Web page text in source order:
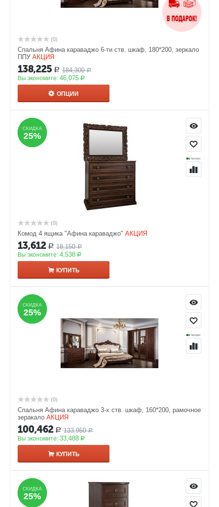
(0)
Спальня Афина караваджо 6-ти ств. шкаф, 180*200, зеркало
ППУ АКЦИЯ
138,225 Р 184,300 Р
Вы экономите: 46,075 Р
ОПЦИИ
СКИДКА
25%
СКИДКА
25%
(0)
Комод 4 ящика "Афина караваджо" АКЦИЯ
13,612 Р 18,150 Р
Вы экономите: 4,538 Р
КУПИТЬ
СКИДКА
25%
СКИДКА
25%
(0)
Спальня Афина караваджо 3-х ств. шкаф, 160*200, рамочное
зеракало АКЦИЯ
100,462 Р 133,950 Р
Вы экономите: 33,488 Р
КУПИТЬ
СКИДКА
25%
СКИДКА
25%